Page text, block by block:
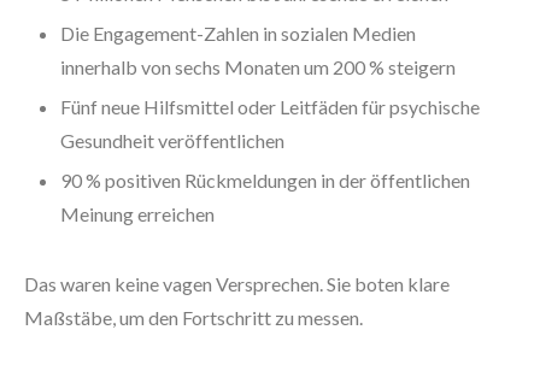
Die Engagement-Zahlen in sozialen Medien
innerhalb von sechs Monaten um 200 % steigern
Fünf neue Hilfsmittel oder Leitfäden für psychische
Gesundheit veröffentlichen
90 % positiven Rückmeldungen in der öffentlichen
Meinung erreichen
Das waren keine vagen Versprechen. Sie boten klare
Maßstäbe, um den Fortschritt zu messen.